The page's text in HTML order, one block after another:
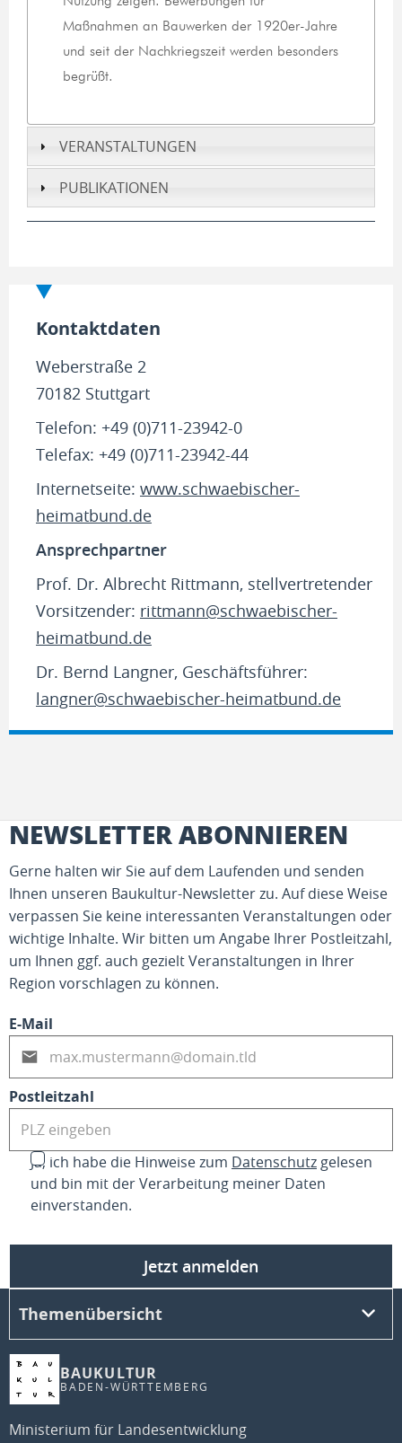
Maßnahmen an Bauwerken der 1920er-Jahre
und seit der Nachkriegszeit werden besonders
begrüßt.
VERANSTALTUNGEN
PUBLIKATIONEN
Kontaktdaten
Weberstraße 2
70182 Stuttgart
Telefon: +49 (0)711-23942-0
Telefax: +49 (0)711-23942-44
Internetseite: www.schwaebischer-
heimatbund.de
Ansprechpartner
Prof. Dr. Albrecht Rittmann, stellvertretender
Vorsitzender: rittmann@schwaebischer-
heimatbund.de
Dr. Bernd Langner, Geschäftsführer:
langner@schwaebischer-heimatbund.de
NEWSLETTER ABONNIEREN
Gerne halten wir Sie auf dem Laufenden und senden
Ihnen unseren Baukultur-Newsletter zu. Auf diese Weise
verpassen Sie keine interessanten Veranstaltungen oder
wichtige Inhalte. Wir bitten um Angabe Ihrer Postleitzahl,
um Ihnen ggf. auch gezielt Veranstaltungen in Ihrer
Region vorschlagen zu können.
E-Mail
Postleitzahl
Ja, ich habe die Hinweise zum Datenschutz gelesen
und bin mit der Verarbeitung meiner Daten
einverstanden.
Jetzt anmelden
BAUKULTUR
BADEN-WÜRTTEMBERG
Ministerium für Landesentwicklung
Themenübersicht